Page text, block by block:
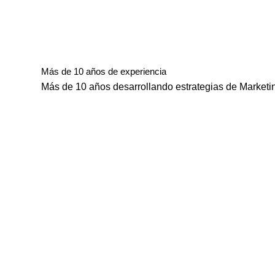
Más de 10 años de experiencia
Más de 10 años desarrollando estrategias de